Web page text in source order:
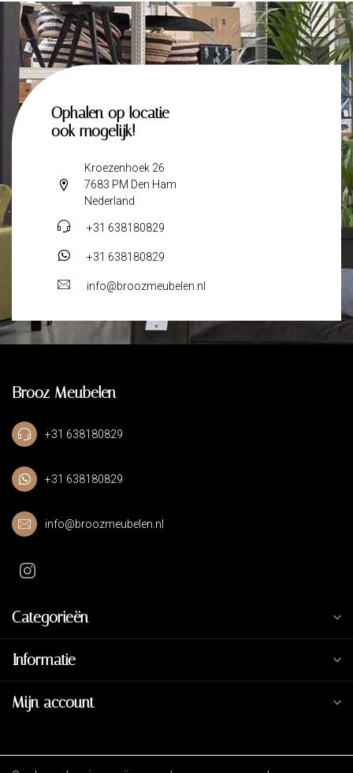
Ophalen op locatie
ook mogelijk!
Kroezenhoek 26
7683 PM Den Ham
Nederland
+31 638180829
+31 638180829
info@broozmeubelen.nl
Brooz Meubelen
+31 638180829
+31 638180829
info@broozmeubelen.nl
Categorieën
Informatie
Mijn account